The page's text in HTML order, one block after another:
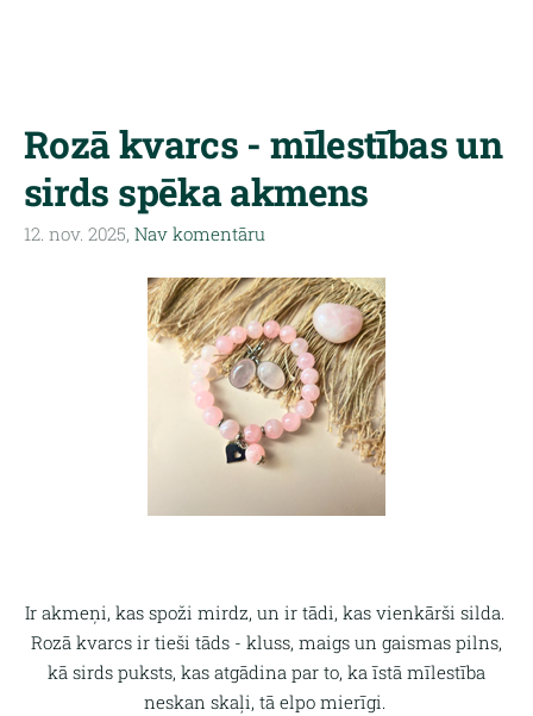
Rozā kvarcs - mīlestības un
sirds spēka akmens
12. nov. 2025, Nav komentāru
Ir akmeņi, kas spoži mirdz, un ir tādi, kas vienkārši silda.
Rozā kvarcs ir tieši tāds - kluss, maigs un gaismas pilns,
kā sirds puksts, kas atgādina par to, ka īstā mīlestība
neskan skaļi, tā elpo mierīgi.